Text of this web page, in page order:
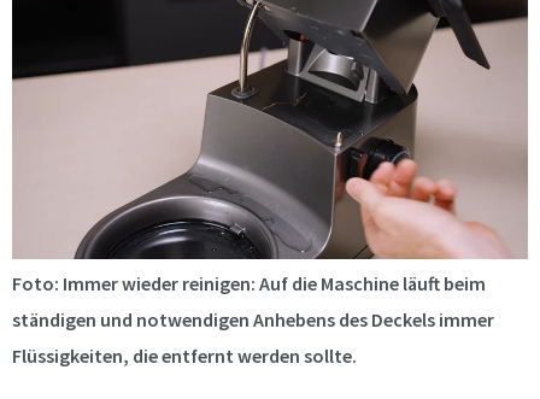
Foto: Immer wieder reinigen: Auf die Maschine läuft beim
ständigen und notwendigen Anhebens des Deckels immer
Flüssigkeiten, die entfernt werden sollte.